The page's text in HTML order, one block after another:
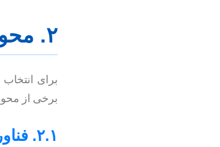
۲. محورهای کلیدی برای پژوهش‌های آتی
برای
برخی از
۲.۱. فناوری‌های نوظهور و نوآوری در موزه‌ها